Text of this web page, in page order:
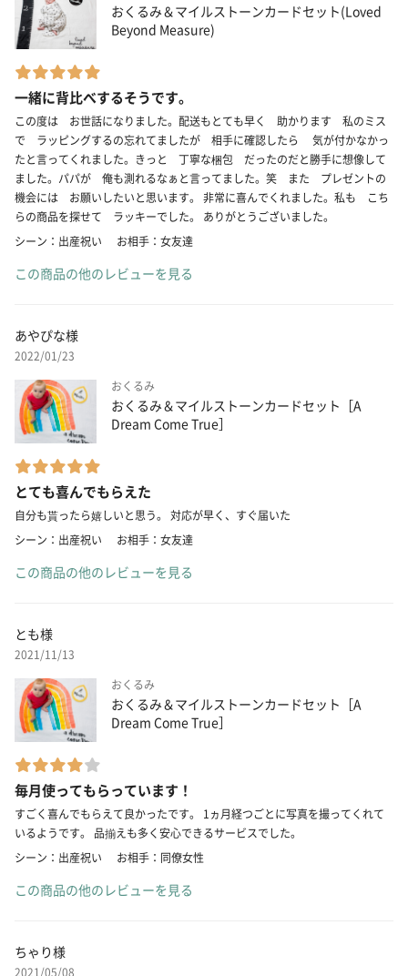
おくるみ＆マイルストーンカードセット(Loved
Beyond Measure)
一緒に背比べするそうです。
この度は お世話になりました。配送もとても早く 助かります 私のミス
で ラッピングするの忘れてましたが 相手に確認したら 気が付かなかっ
たと言ってくれました。きっと 丁寧な梱包 だったのだと勝手に想像して
ました。パパが 俺も測れるなぁと言ってました。笑 また プレゼントの
機会には お願いしたいと思います。 非常に喜んでくれました。私も こち
らの商品を探せて ラッキーでした。 ありがとうございました。
シーン：出産祝い
お相手：女友達
この商品の他のレビューを見る
あやぴな様
2022/01/23
おくるみ
おくるみ＆マイルストーンカードセット［A
Dream Come True］
とても喜んでもらえた
自分も貰ったら嬉しいと思う。 対応が早く、すぐ届いた
シーン：出産祝い
お相手：女友達
この商品の他のレビューを見る
とも様
2021/11/13
おくるみ
おくるみ＆マイルストーンカードセット［A
Dream Come True］
毎月使ってもらっています！
すごく喜んでもらえて良かったです。 1ヵ月経つごとに写真を撮ってくれて
いるようです。 品揃えも多く安心できるサービスでした。
シーン：出産祝い
お相手：同僚女性
この商品の他のレビューを見る
ちゃり様
2021/05/08